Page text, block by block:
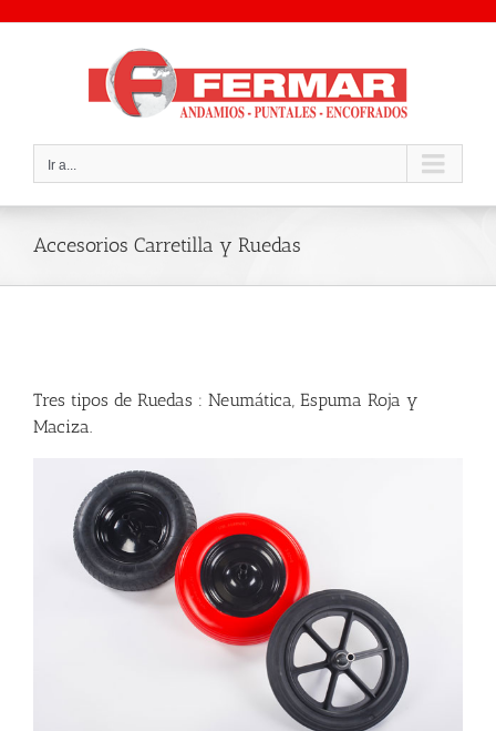
Ir a...
Accesorios Carretilla y Ruedas
Tres tipos de Ruedas : Neumática, Espuma Roja y
Maciza.